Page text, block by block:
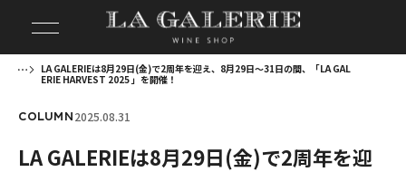
LA GALERIEは8月29日(金)で2周年を迎え、8月29日〜31日の間、「LA GAL
ERIE HARVEST 2025 」を開催！
COLUMN 2025.08.31
LA GALERIEは8月29日(金)で2周年を迎